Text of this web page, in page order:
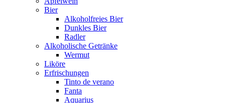
Bier
Alkoholfreies Bier
Dunkles Bier
Radler
Alkoholische Getränke
Wermut
Liköre
Erfrischungen
Tinto de verano
Fanta
Aquarius